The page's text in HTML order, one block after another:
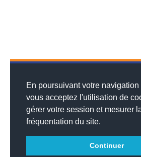
En poursuivant votre navigation
vous acceptez l'utilisation de
gérer votre session et mesurer
fréquentation du site.
Continuer
© 2026
INNOVATIONS™